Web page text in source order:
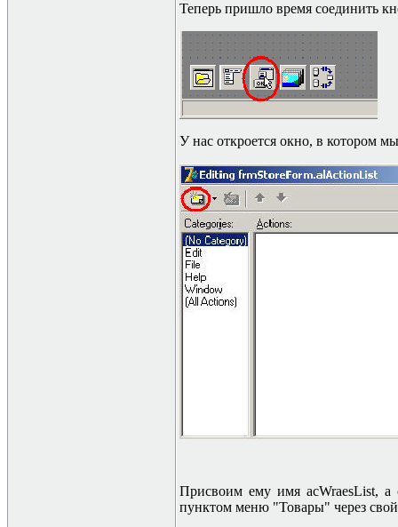
Теперь пришло время соединить
У нас откроется окно, в котором
Присвоим ему имя acWraesList, а
пунктом меню "Товары" через